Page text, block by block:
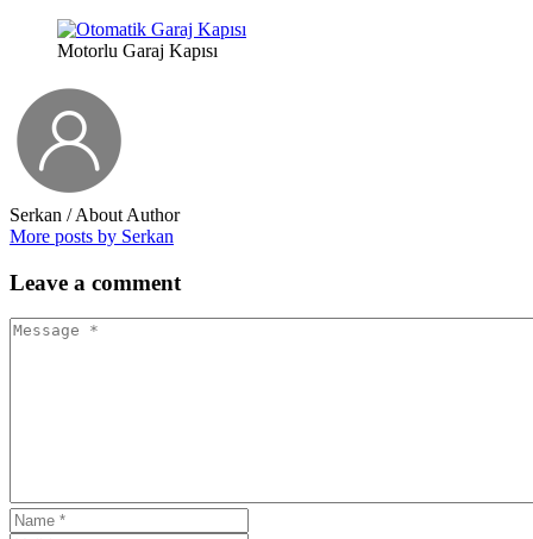
Motorlu Garaj Kapısı
Serkan / About Author
More posts by Serkan
Leave a comment